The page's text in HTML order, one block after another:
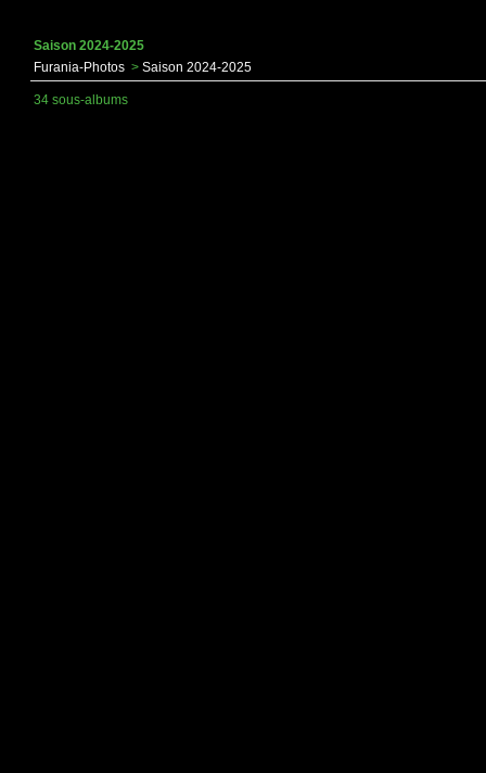
Saison 2024-2025
Furania-Photos > Saison 2024-2025
34 sous-albums